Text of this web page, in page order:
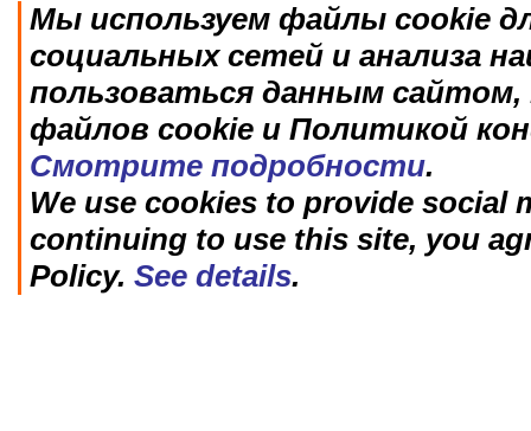
Мы используем файлы cookie
социальных сетей и анализа
пользоваться данным
файлов cookie и Политикой
Смотрите подробности.
We use cookies to provide social
continuing to use this site, you
Policy. See details.